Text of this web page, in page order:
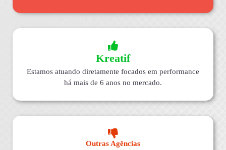
Kreatif
Estamos atuando diretamente focados em performance
há mais de 6 anos no mercado.
Outras Agências